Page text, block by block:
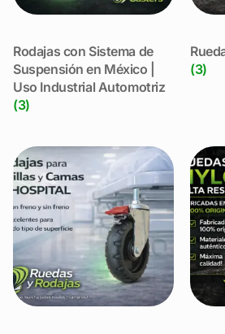
Rodajas con Sistema de
Suspensión en México |
Uso Industrial Automotriz
(3)
(3)